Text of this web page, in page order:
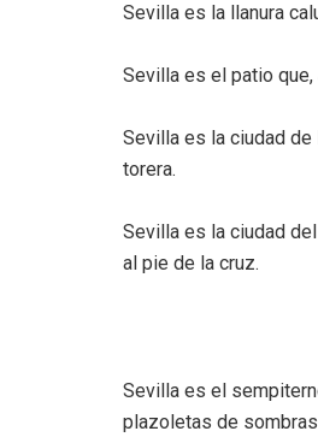
Sevilla es la llanura
Sevilla es el patio
Sevilla es la ciudad
torera.
Sevilla es la ciudad
al pie de la cruz.
Sevilla es el
plazoletas de